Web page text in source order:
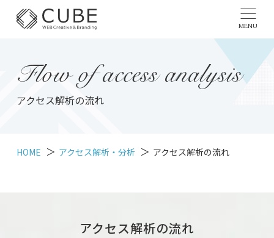
MENU
Flow of access analysis
アクセス解析の流れ
HOME アクセス解析・分析 アクセス解析の流れ
アクセス解析の流れ